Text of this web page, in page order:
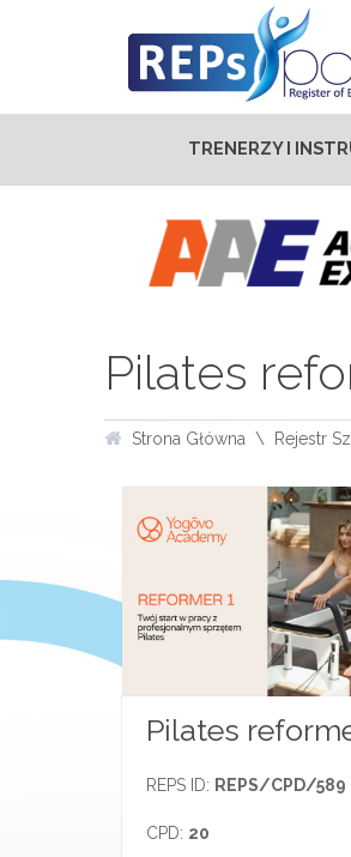
TRENERZY I
Pilates
Strona Główna Rejestr
Pilates
REPS ID: REPS/CPD/589
CPD: 20